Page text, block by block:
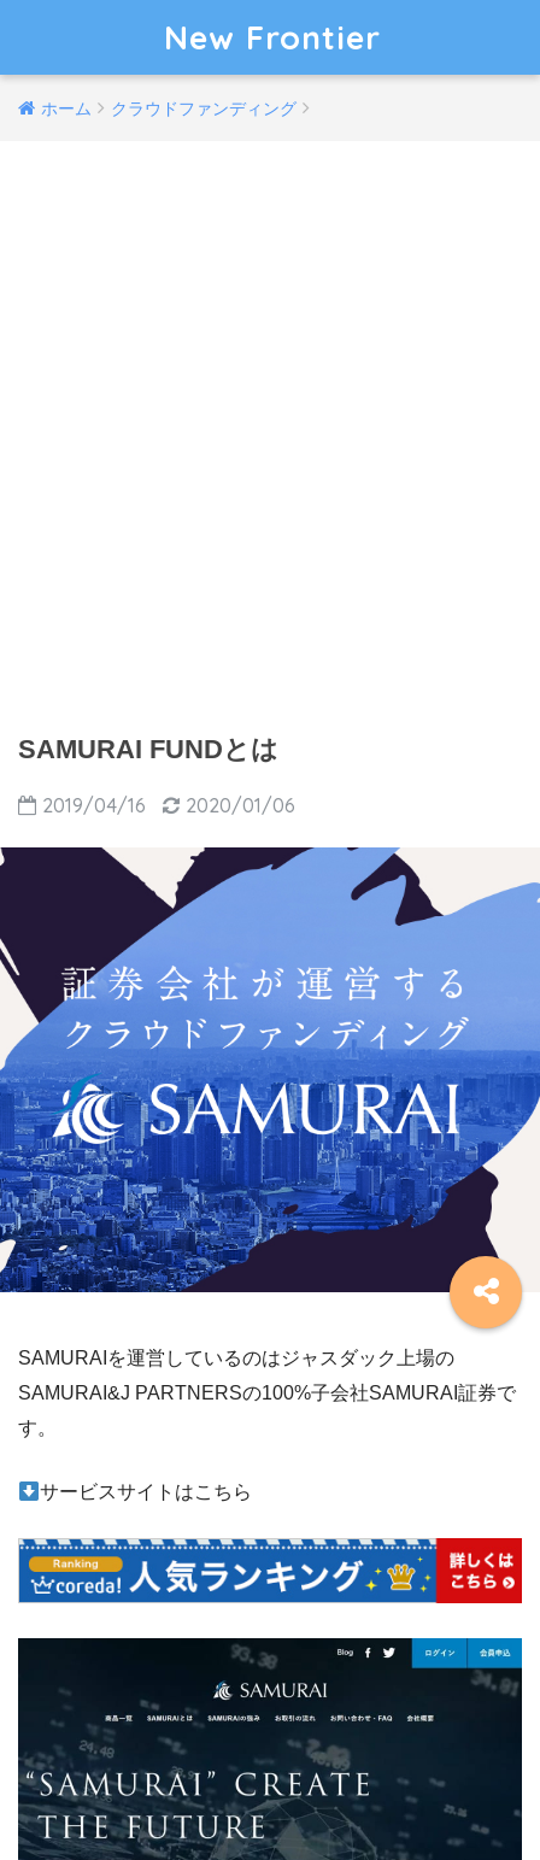
New Frontier
ホーム クラウドファンディング
SAMURAI FUNDとは
2019/04/16 2020/01/06
SAMURAIを運営しているのはジャスダック上場の
SAMURAI&J PARTNERSの100%子会社SAMURAI証券で
す。
サービスサイトはこちら